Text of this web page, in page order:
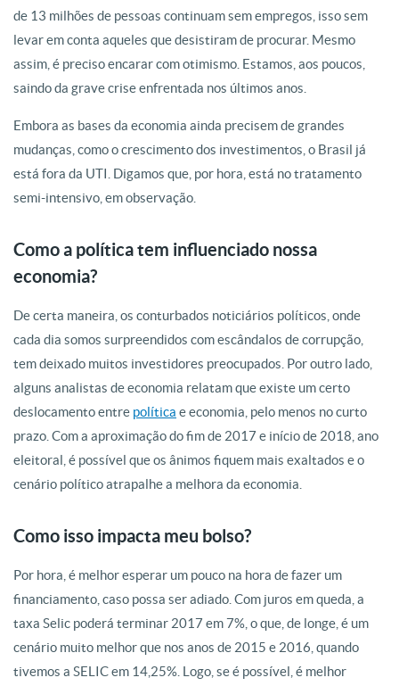
de 13 milhões de pessoas continuam sem empregos, isso sem
levar em conta aqueles que desistiram de procurar. Mesmo
assim, é preciso encarar com otimismo. Estamos, aos poucos,
saindo da grave crise enfrentada nos últimos anos.
Embora as bases da economia ainda precisem de grandes
mudanças, como o crescimento dos investimentos, o Brasil já
está fora da UTI. Digamos que, por hora, está no tratamento
semi-intensivo, em observação.
Como a política tem influenciado nossa
economia?
De certa maneira, os conturbados noticiários políticos, onde
cada dia somos surpreendidos com escândalos de corrupção,
tem deixado muitos investidores preocupados. Por outro lado,
alguns analistas de economia relatam que existe um certo
deslocamento entre política e economia, pelo menos no curto
prazo. Com a aproximação do fim de 2017 e início de 2018, ano
eleitoral, é possível que os ânimos fiquem mais exaltados e o
cenário político atrapalhe a melhora da economia.
Como isso impacta meu bolso?
Por hora, é melhor esperar um pouco na hora de fazer um
financiamento, caso possa ser adiado. Com juros em queda, a
taxa Selic poderá terminar 2017 em 7%, o que, de longe, é um
cenário muito melhor que nos anos de 2015 e 2016, quando
tivemos a SELIC em 14,25%. Logo, se é possível, é melhor